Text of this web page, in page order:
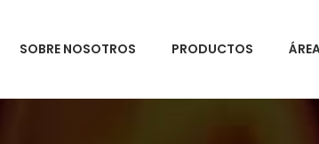
SOBRE NOSOTROS PRODUCTOS